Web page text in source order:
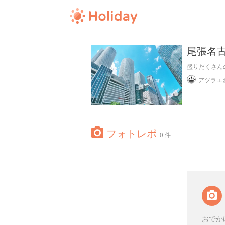
尾張名
盛りだくさ
フォトレポ 0 件
おで